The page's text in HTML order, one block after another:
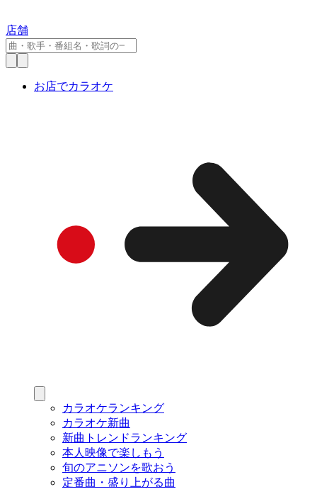
店舗
お店でカラオケ
カラオケランキング
カラオケ新曲
新曲トレンドランキング
本人映像で楽しもう
旬のアニソンを歌おう
定番曲・盛り上がる曲